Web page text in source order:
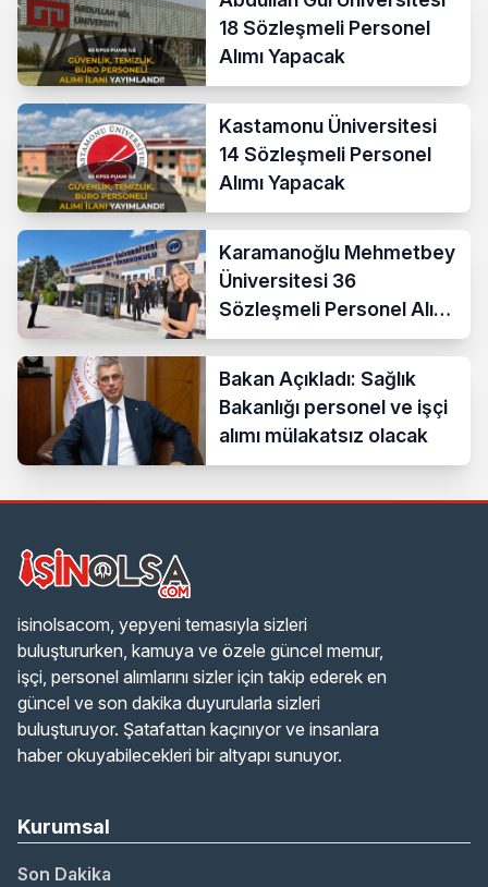
18 Sözleşmeli Personel
Alımı Yapacak
Kastamonu Üniversitesi
14 Sözleşmeli Personel
Alımı Yapacak
Karamanoğlu Mehmetbey
Üniversitesi 36
Sözleşmeli Personel Alımı
Yapacak
Bakan Açıkladı: Sağlık
Bakanlığı personel ve işçi
alımı mülakatsız olacak
isinolsacom, yepyeni temasıyla sizleri
buluştururken, kamuya ve özele güncel memur,
işçi, personel alımlarını sizler için takip ederek en
güncel ve son dakika duyurularla sizleri
buluşturuyor. Şatafattan kaçınıyor ve insanlara
haber okuyabilecekleri bir altyapı sunuyor.
Kurumsal
Son Dakika